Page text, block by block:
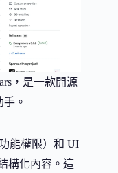
，是一款開源
。
能權限）和 UI
構化內容。這